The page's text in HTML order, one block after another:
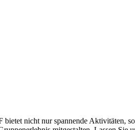
nicht nur spannende Aktivitäten,